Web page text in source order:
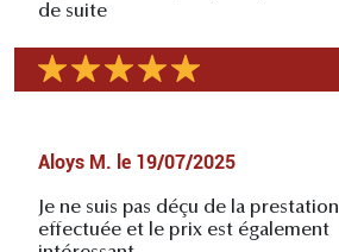
de suite
Aloys M. le 19/07/2025
Je ne suis pas déçu de la prestation
effectuée et le prix est également